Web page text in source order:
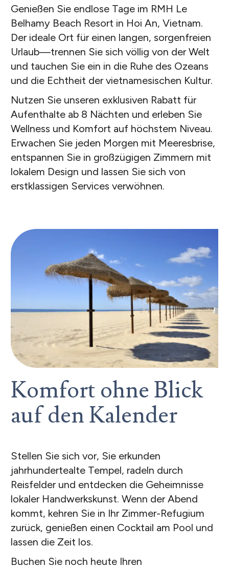
Genießen Sie endlose Tage im RMH Le
Belhamy Beach Resort in Hoi An, Vietnam.
Der ideale Ort für einen langen, sorgenfreien
Urlaub—trennen Sie sich völlig von der Welt
und tauchen Sie ein in die Ruhe des Ozeans
und die Echtheit der vietnamesischen Kultur.
Nutzen Sie unseren exklusiven Rabatt für
Aufenthalte ab 8 Nächten und erleben Sie
Wellness und Komfort auf höchstem Niveau.
Erwachen Sie jeden Morgen mit Meeresbrise,
entspannen Sie in großzügigen Zimmern mit
lokalem Design und lassen Sie sich von
erstklassigen Services verwöhnen.
Komfort ohne Blick
auf den Kalender
Stellen Sie sich vor, Sie erkunden
jahrhundertealte Tempel, radeln durch
Reisfelder und entdecken die Geheimnisse
lokaler Handwerkskunst. Wenn der Abend
kommt, kehren Sie in Ihr Zimmer-Refugium
zurück, genießen einen Cocktail am Pool und
lassen die Zeit los.
Buchen Sie noch heute Ihren